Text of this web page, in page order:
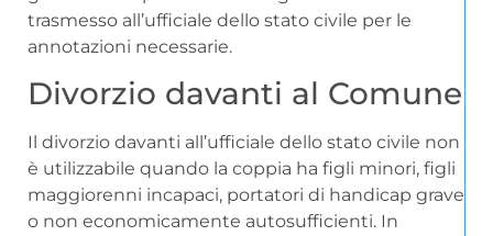
trasmesso all’ufficiale dello stato civile per le
annotazioni necessarie.
Divorzio davanti al Comune
Il divorzio davanti all’ufficiale dello stato civile non
è utilizzabile quando la coppia ha figli minori, figli
maggiorenni incapaci, portatori di handicap grave
o non economicamente autosufficienti. In